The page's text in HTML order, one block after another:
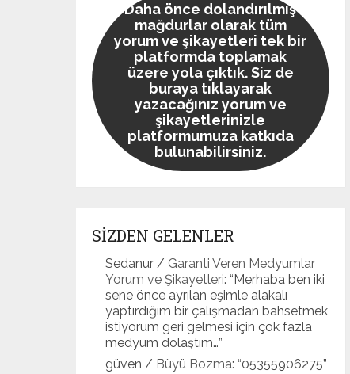
Daha önce dolandırılmış
mağdurlar olarak tüm
yorum ve şikayetleri tek bir
platformda toplamak
üzere yola çıktık. Siz de
buraya tıklayarak
yazacağınız yorum ve
şikayetlerinizle
platformumuza katkıda
bulunabilirsiniz.
SİZDEN GELENLER
Sedanur / Garanti Veren Medyumlar
Yorum ve Şikayetleri: “Merhaba ben iki
sene önce ayrılan eşimle alakalı
yaptırdığım bir çalışmadan bahsetmek
istiyorum geri gelmesi için çok fazla
medyum dolaştım…”
güven / Büyü Bozma: “05355906275”